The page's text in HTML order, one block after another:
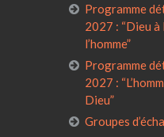
Programme
2027 : “Dieu
l’homme”
Programme
2027 :
Dieu”
Groupes